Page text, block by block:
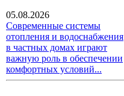
05.08.2026
Современные системы
отопления и водоснабжения
в частных домах играют
важную роль в обеспечении
комфортных условий...